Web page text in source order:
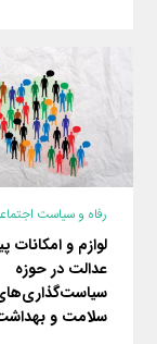
رفاه و سیاست
لوازم و امکانات
عدالت در حوزه
سلامت و